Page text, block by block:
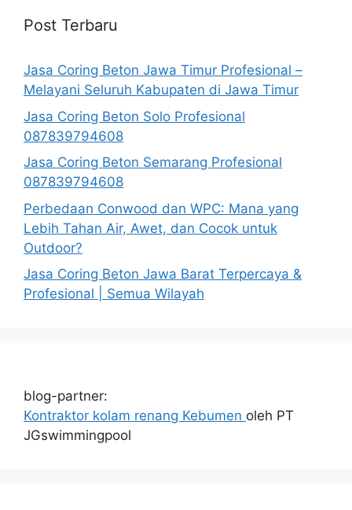
Post Terbaru
Jasa Coring Beton Jawa Timur Profesional –
Melayani Seluruh Kabupaten di Jawa Timur
Jasa Coring Beton Solo Profesional
087839794608
Jasa Coring Beton Semarang Profesional
087839794608
Perbedaan Conwood dan WPC: Mana yang
Lebih Tahan Air, Awet, dan Cocok untuk
Outdoor?
Jasa Coring Beton Jawa Barat Terpercaya &
Profesional | Semua Wilayah
blog-partner:
Kontraktor kolam renang Kebumen oleh PT
JGswimmingpool